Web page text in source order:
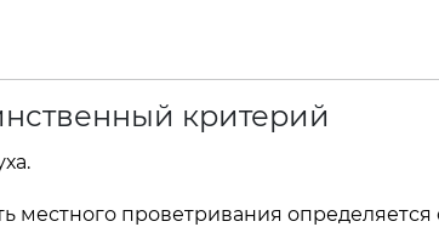
критерий
местного проветривания определяется